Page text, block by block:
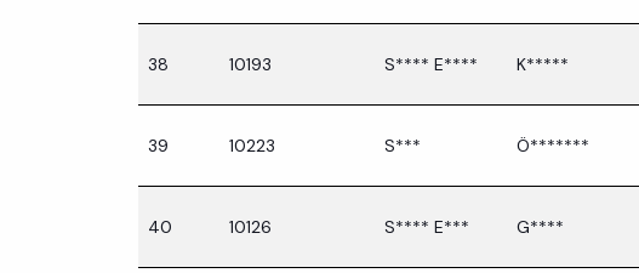
38 10193 S**** E**** K*****
39 10223 S*** Ö*******
40 10126 S**** E*** G****